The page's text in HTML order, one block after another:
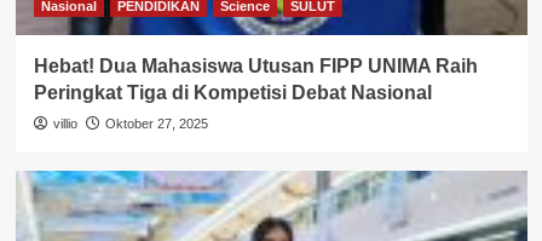
Nasional PENDIDIKAN Science SULUT
Hebat! Dua Mahasiswa Utusan FIPP UNIMA Raih
Peringkat Tiga di Kompetisi Debat Nasional
villio Oktober 27, 2025